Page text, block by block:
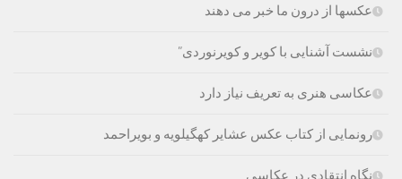
عکسها از درون ما خبر می دهند
نشست آشنایی با کویر و کویرنوردی”
عکاسی هنری به تعریف نیاز دارد
رونمایی از کتاب عکس عشایر کهگیلویه و بویراحمد
نگاه انتقادی در عکاسی